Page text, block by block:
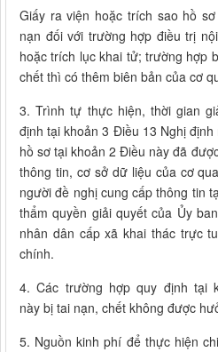
Giấy ra viện hoặc trích sao hồ
nạn đối với trường hợp điều trị
hoặc trích lục khai tử; trường hợp
chết thì có thêm biên bản của cơ
3. Trình tự thực hiện, thời gian
định tại khoản 3 Điều 13 Nghị
hồ sơ tại khoản 2 Điều này đã
thông tin, cơ sở dữ liệu của cơ
người đề nghị cung cấp thông tin
thẩm quyền giải quyết của Ủy
nhân dân cấp xã khai thác trực
chính.
4. Các trường hợp quy định tại
này bị tai nạn, chết không được
5. Nguồn kinh phí để thực hiện